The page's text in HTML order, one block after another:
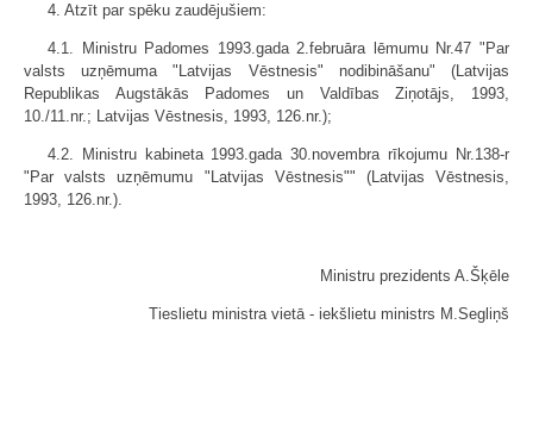
4. Atzīt par spēku zaudējušiem:
4.1. Ministru Padomes 1993.gada 2.februāra lēmumu Nr.47 "Par
valsts uzņēmuma "Latvijas Vēstnesis" nodibināšanu" (Latvijas
Republikas Augstākās Padomes un Valdības Ziņotājs, 1993,
10./11.nr.; Latvijas Vēstnesis, 1993, 126.nr.);
4.2. Ministru kabineta 1993.gada 30.novembra rīkojumu Nr.138-r
"Par valsts uzņēmumu "Latvijas Vēstnesis"" (Latvijas Vēstnesis,
1993, 126.nr.).
Ministru prezidents A.Šķēle
Tieslietu ministra vietā - iekšlietu ministrs M.Segliņš